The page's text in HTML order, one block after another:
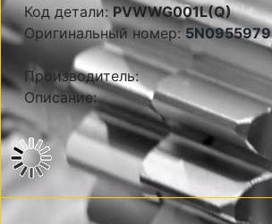
Код детали:PVWWG001L(Q)
Оригинальный номер:5N0955979
Производитель:
Описание: